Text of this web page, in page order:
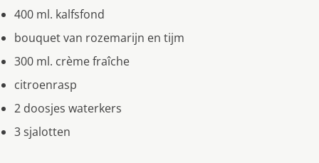
400 ml. kalfsfond
bouquet van rozemarijn en tijm
300 ml. crème fraîche
citroenrasp
2 doosjes waterkers
3 sjalotten